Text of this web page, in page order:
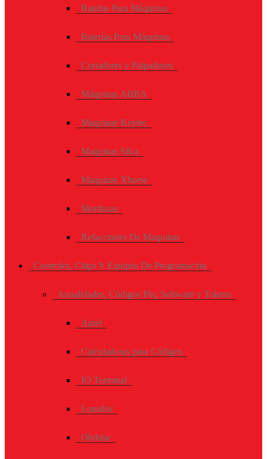
Bandas Para Máquinas
Baterías Para Máquinas
Cortadores y Palpadores
Máquinas ABBA
Maquinas Keytec
Maquinas Silca
Maquinas Xhorse
Mordazas
Refacciones De Maquinas
Controles, Chips Y Equipos De Programación
Anualidades, Códigos Pin, Software y Tokens
Autel
Calculadoras para Códigos
IO Terminal
Lonsdor
Obdstar